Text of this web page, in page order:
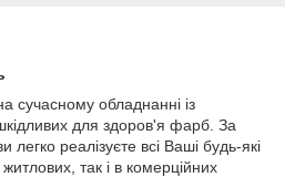
сучасному обладнанні із
для здоров'я фарб. За
реалізуєте всі Ваші будь-які
так і в комерційних